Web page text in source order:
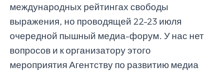
международных рейтингах свободы
выражения, но проводящей 22-23 июля
очередной пышный медиа-форум. У нас нет
вопросов и к организатору этого
мероприятия Агентству по развитию медиа